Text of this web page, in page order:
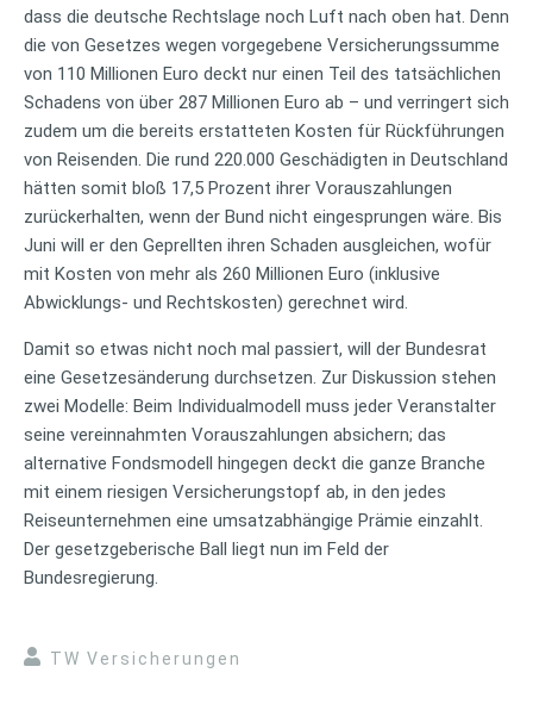
dass die deutsche Rechtslage noch Luft nach oben hat. Denn
die von Gesetzes wegen vorgegebene Versicherungssumme
von 110 Millionen Euro deckt nur einen Teil des tatsächlichen
Schadens von über 287 Millionen Euro ab – und verringert sich
zudem um die bereits erstatteten Kosten für Rückführungen
von Reisenden. Die rund 220.000 Geschädigten in Deutschland
hätten somit bloß 17,5 Prozent ihrer Vorauszahlungen
zurückerhalten, wenn der Bund nicht eingesprungen wäre. Bis
Juni will er den Geprellten ihren Schaden ausgleichen, wofür
mit Kosten von mehr als 260 Millionen Euro (inklusive
Abwicklungs- und Rechtskosten) gerechnet wird.
Damit so etwas nicht noch mal passiert, will der Bundesrat
eine Gesetzesänderung durchsetzen. Zur Diskussion stehen
zwei Modelle: Beim Individualmodell muss jeder Veranstalter
seine vereinnahmten Vorauszahlungen absichern; das
alternative Fondsmodell hingegen deckt die ganze Branche
mit einem riesigen Versicherungstopf ab, in den jedes
Reiseunternehmen eine umsatzabhängige Prämie einzahlt.
Der gesetzgeberische Ball liegt nun im Feld der
Bundesregierung.
TW Versicherungen